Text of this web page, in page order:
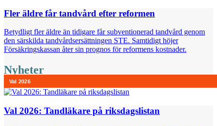
Fler äldre får tandvård efter reformen
Betydligt fler äldre än tidigare får subventionerad tandvård genom
den särskilda tandvårdsersättningen STE. Samtidigt höjer
Försäkringskassan åter sin prognos för reformens kostnader.
Nyheter
Val 2026: Tandläkare på riksdagslistan